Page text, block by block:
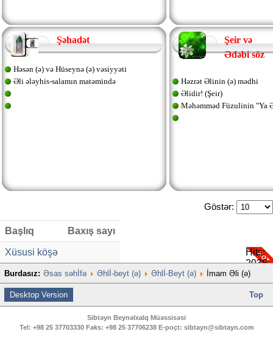
Şəhadət
Həsən (ə) və Hüseynə (ə) vəsiyyəti
Əli ələyhis-salamın matəmində
Şeir və
Ədəbi söz
Həzrət Əlinin (ə) mədhi
Əlidir! (Şeir)
Məhəmməd Füzulinin "Ya
Göstər:
Başlıq Baxış sayı
Xüsusi köşə
Hits:
2038
Burdasız: Əsas səhİfə Əhlİ-beyt (ə) Əhlİ-Beyt (ə) İmam Əli (ə)
Desktop Version Top
Sibtəyn Beynəlxalq Müəssisəsi
Tel: +98 25 37703330 Faks: +98 25 37706238 E-poçt: sibtayn@sibtayn.com